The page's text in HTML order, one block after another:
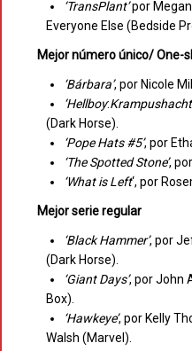
‘TransPlant’por Megan
Everyone Else (Bedside
Mejor número único/ One-
‘Bárbara’, por Nicole
‘Hellboy:
(Dark Horse).
‘Pope Hats #5’, por
‘The Spotted Stone’,
‘What is Left‘, por
Mejor serie regular
‘Black Hammer’, por
(Dark Horse).
‘Giant Days’, por John
Box).
‘Hawkeye’, por Kelly
Walsh (Marvel).